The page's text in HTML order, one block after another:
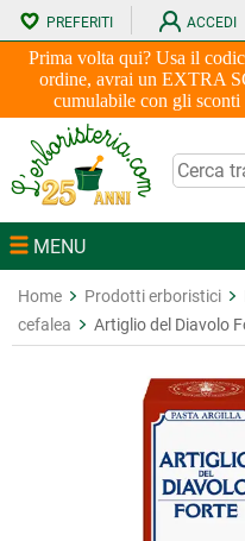
Prima volta qui? Usa il
ordine, avrai un EXTRA
cumulabile con gli
PREFERITI ACCEDI
MENU
Home Prodotti erboristici
cefalea
Artiglio del Diavolo